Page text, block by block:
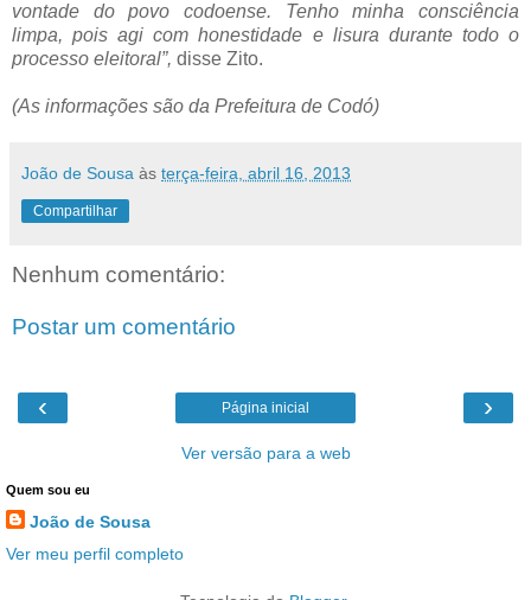
vontade do povo codoense. Tenho minha consciência
limpa, pois agi com honestidade e lisura durante todo o
processo eleitoral”, disse Zito.
(As informações são da Prefeitura de Codó)
João de Sousa às terça-feira, abril 16, 2013
Compartilhar
Nenhum comentário:
Postar um comentário
‹ ›
Página inicial
Ver versão para a web
Quem sou eu
João de Sousa
Ver meu perfil completo